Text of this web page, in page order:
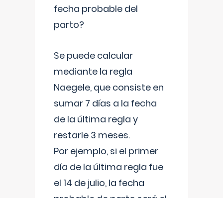
fecha probable del
parto?
Se puede calcular
mediante la regla
Naegele, que consiste en
sumar 7 días a la fecha
de la última regla y
restarle 3 meses.
Por ejemplo, si el primer
día de la última regla fue
el 14 de julio, la fecha